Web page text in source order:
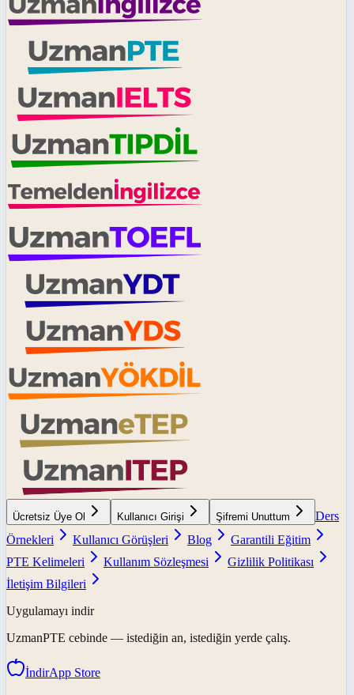
Ücretsiz Üye Ol Kullanıcı Girişi Şifremi Unuttum
Ders
Örnekleri
Kullanıcı Görüşleri Blog
Garantili Eğitim
PTE Kelimeleri
Kullanım Sözleşmesi
Gizlilik Politikası
İletişim Bilgileri
Uygulamayı indir
UzmanPTE cebinde — istediğin an, istediğin yerde çalış.
İndirApp Store